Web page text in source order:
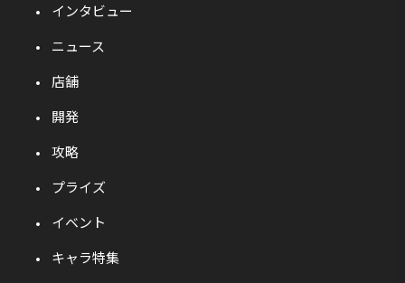
インタビュー
ニュース
店舗
開発
攻略
プライズ
イベント
キャラ特集